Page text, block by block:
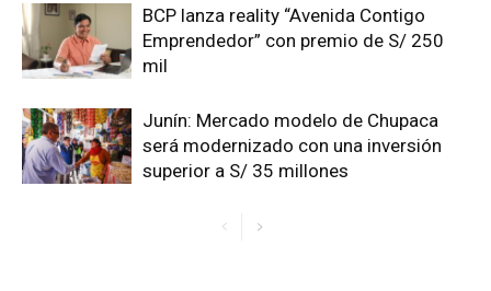
BCP lanza reality “Avenida Contigo
Emprendedor” con premio de S/ 250
mil
Junín: Mercado modelo de Chupaca
será modernizado con una inversión
superior a S/ 35 millones